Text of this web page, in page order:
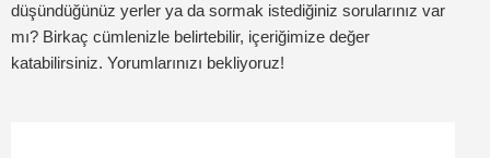
düşündüğünüz yerler ya da sormak istediğiniz sorularınız var
mı? Birkaç cümlenizle belirtebilir, içeriğimize değer
katabilirsiniz. Yorumlarınızı bekliyoruz!